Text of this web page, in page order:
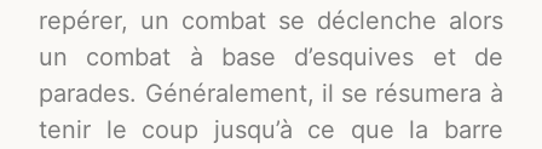
repérer, un combat se déclenche alors
un combat à base d’esquives et de
parades. Généralement, il se résumera à
tenir le coup jusqu’à ce que la barre